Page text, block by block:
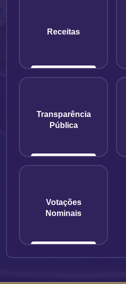
Receitas
Transparência
Pública
Votações
Nominais